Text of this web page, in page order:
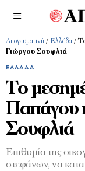
Απογευματινή / Ελλάδα /
Γιώργου Σουφλιά
ΕΛΛΆΔΑ
Το
Παπάγου
Σουφλιά
Επιθυμία της
στεφάνων, να